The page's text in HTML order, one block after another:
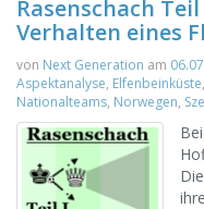
Rasenschach
Verhalten eines
von Next Generation am
Aspektanalyse, Elfenbeinküste,
Nationalteams, Norwegen,